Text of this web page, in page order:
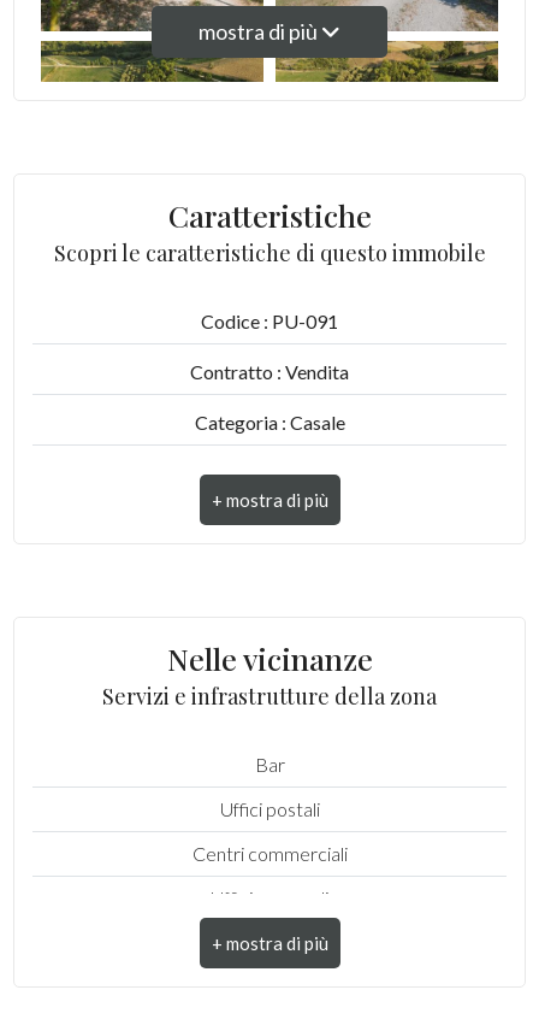
mostra di più
Caratteristiche
Scopri le caratteristiche di questo immobile
Codice : PU-091
Contratto : Vendita
Categoria : Casale
Indirizzo : Via Monte Rosato, 4
CAP : 63900
Camere : 9
Locali : 14
Stato conservazione : Ristrutturato
Piano : Edificio
Nelle vicinanze
Servizi e infrastrutture della zona
Bar
Uffici postali
Centri commerciali
Uffici comunali
Ascensore
Arredato